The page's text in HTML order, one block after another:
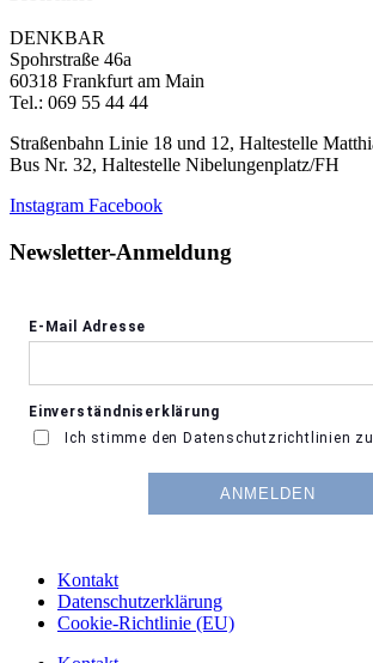
DENKBAR
Spohrstraße 46a
60318 Frankfurt am Main
Tel.: 069 55 44 44
Straßenbahn Linie 18 und 12, Haltestelle
Bus Nr. 32, Haltestelle Nibelungenplatz/FH
Instagram Facebook
Newsletter-Anmeldung
Kontakt
Datenschutzerklärung
Cookie-Richtlinie (EU)